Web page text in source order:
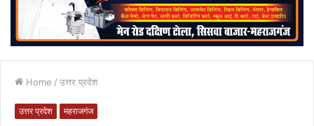
Home / उत्तर प्रदेश
उत्तर प्रदेश महराजगंज